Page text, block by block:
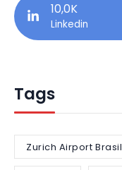
10,0K
Linkedin
Tags
Zurich Airport Brasil